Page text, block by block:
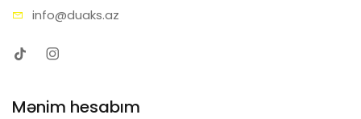
info@duaks.az
Mənim hesabım